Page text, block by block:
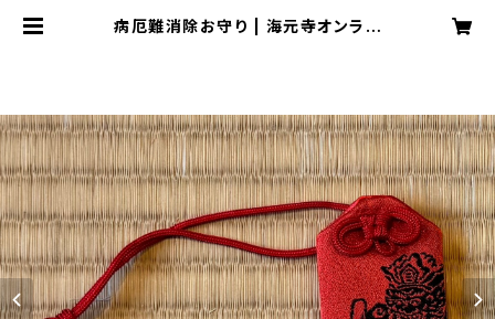
病厄難消除お守り | 海元寺オンライ